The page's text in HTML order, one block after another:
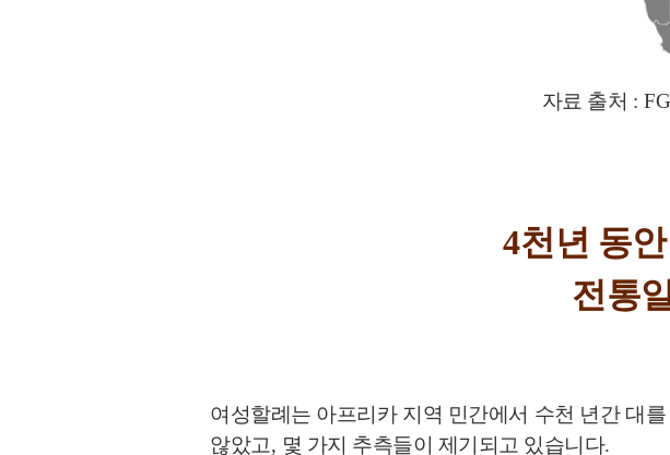
자료 출처 :
4천년 동
전통
여성할례는 아프리카 지역 민간에서 수천 년간 대
않았고, 몇 가지 추측들이 제기되고 있습니다.